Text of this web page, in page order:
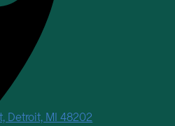
Detroit, MI 48202